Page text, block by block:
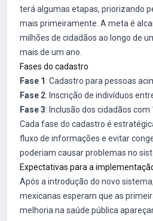
terá algumas etapas, priorizando
mais primeiramente. A meta é
milhões de cidadãos ao longo de
mais de um ano.
Fases do cadastro
Fase 1 : Cadastro para pessoas
Fase 2: Inscrição de indivíduos
Fase 3: Inclusão dos cidadãos com
Cada fase do cadastro é
fluxo de informações e evitar
poderiam causar problemas no
Expectativas para a
Após a introdução do novo
mexicanas esperam que as
melhoria na saúde pública